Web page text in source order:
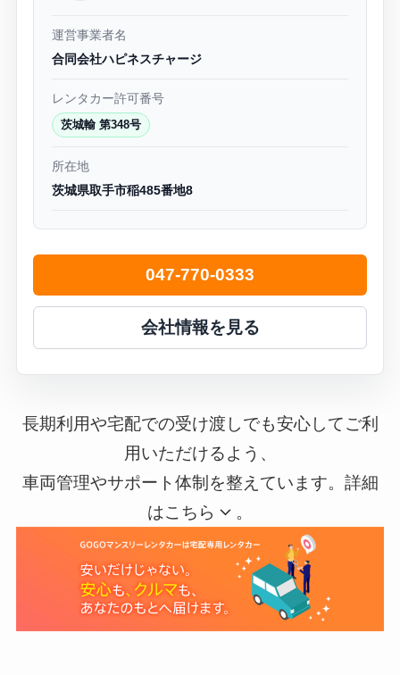
運営事業者名
合同会社ハピネスチャージ
レンタカー許可番号
茨城輸 第348号
所在地
茨城県取手市稲485番地8
047-770-0333
会社情報を見る
長期利用や宅配での受け渡しでも安心してご利
用いただけるよう、
車両管理やサポート体制を整えています。詳細
はこちら
。